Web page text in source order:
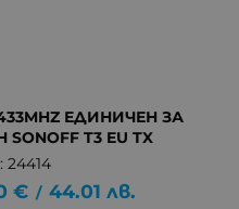
ЕДИНИЧЕН ЗА
T3 EU TX
€ / 44.01 лв.